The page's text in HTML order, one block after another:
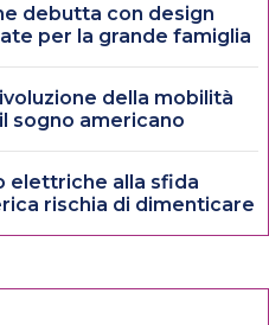
debutta con design
per la grande famiglia
della mobilità
sogno americano
elettriche alla sfida
rischia di dimenticare